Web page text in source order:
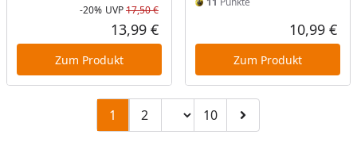
Rabatt in Prozent
-20%
Ursprünglicher Preis
UVP17,50 €
Aktueller Preis
13,99 €
Zum Produkt
10,99 €
Zum Produkt
1 Zu Seite 2
2 Seitenzahl ändern
Zu Seite 10
10 Zur nächsten Seite